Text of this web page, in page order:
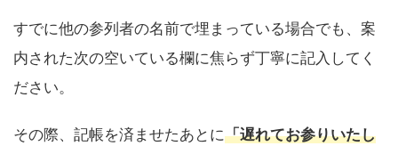
すでに他の参列者の名前で埋まっている場合でも、案
内された次の空いている欄に焦らず丁寧に記入してく
ださい。
その際、記帳を済ませたあとに「遅れてお参りいたし